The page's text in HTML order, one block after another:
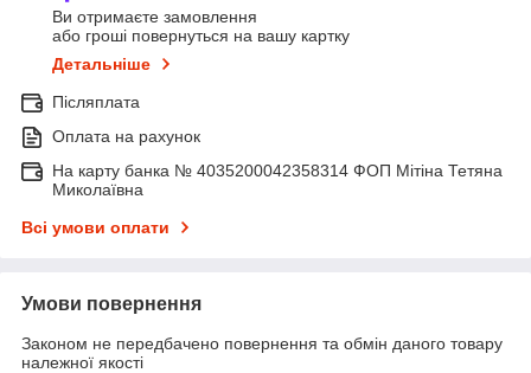
Ви отримаєте замовлення
або гроші повернуться на вашу картку
Детальніше
Післяплата
Оплата на рахунок
На карту банка № 4035200042358314 ФОП Мітіна Тетяна
Миколаївна
Всі умови оплати
Умови повернення
Законом не передбачено повернення та обмін даного товару
належної якості